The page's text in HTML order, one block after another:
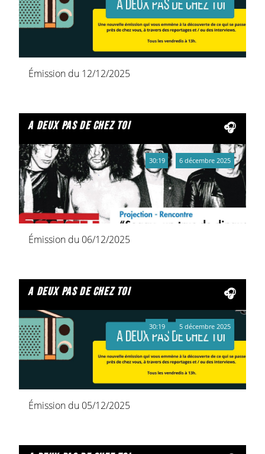
Émission du 12/12/2025
a deux pas de chez toi
Émission du 06/12/2025
30:19 6 décembre 2025
a deux pas de chez toi
Émission du 05/12/2025
30:19 5 décembre 2025